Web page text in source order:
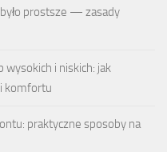
prostsze — zasady
wysokich i niskich: jak
komfortu
praktyczne sposoby na